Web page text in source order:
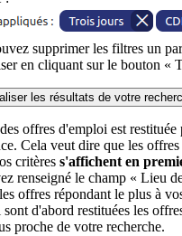
supprimer les filtres un
en cliquant sur le bouton «
les résultats de votre
offres d'emploi est restituée
Cela veut dire que les
critères s'affichent en
renseigné le champ « Lieu
offres répondant le plus à
sont d'abord restituées les
proche de votre recherche.